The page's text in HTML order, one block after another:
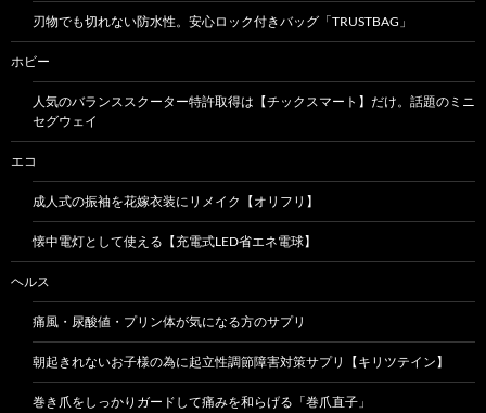
刃物でも切れない防水性。安心ロック付きバッグ「TRUSTBAG」
ホビー
人気のバランススクーター特許取得は【チックスマート】だけ。話題のミニ
セグウェイ
エコ
成人式の振袖を花嫁衣装にリメイク【オリフリ】
懐中電灯として使える【充電式LED省エネ電球】
ヘルス
痛風・尿酸値・プリン体が気になる方のサプリ
朝起きれないお子様の為に起立性調節障害対策サプリ【キリツテイン】
巻き爪をしっかりガードして痛みを和らげる「巻爪直子」